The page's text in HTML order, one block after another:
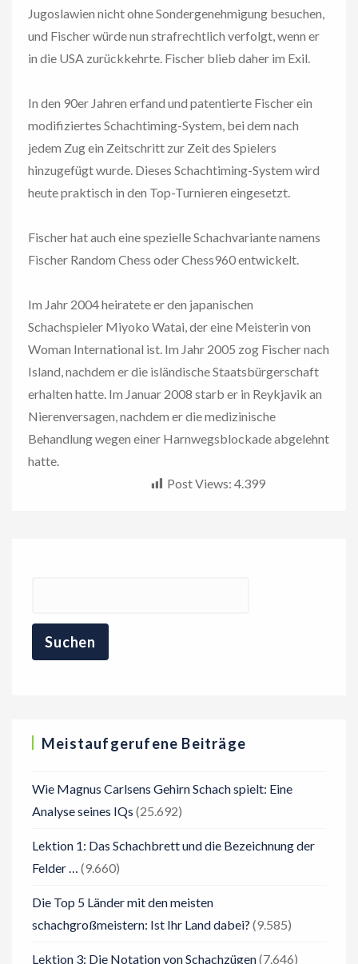
Jugoslawien nicht ohne Sondergenehmigung besuchen,
und Fischer würde nun strafrechtlich verfolgt, wenn er
in die USA zurückkehrte. Fischer blieb daher im Exil.
In den 90er Jahren erfand und patentierte Fischer ein
modifiziertes Schachtiming-System, bei dem nach
jedem Zug ein Zeitschritt zur Zeit des Spielers
hinzugefügt wurde. Dieses Schachtiming-System wird
heute praktisch in den Top-Turnieren eingesetzt.
Fischer hat auch eine spezielle Schachvariante namens
Fischer Random Chess oder Chess960 entwickelt.
Im Jahr 2004 heiratete er den japanischen
Schachspieler Miyoko Watai, der eine Meisterin von
Woman International ist. Im Jahr 2005 zog Fischer nach
Island, nachdem er die isländische Staatsbürgerschaft
erhalten hatte. Im Januar 2008 starb er in Reykjavik an
Nierenversagen, nachdem er die medizinische
Behandlung wegen einer Harnwegsblockade abgelehnt
hatte.
Post Views: 4.399
Meistaufgerufene Beiträge
Wie Magnus Carlsens Gehirn Schach spielt: Eine
Analyse seines IQs (25.692)
Lektion 1: Das Schachbrett und die Bezeichnung der
Felder … (9.660)
Die Top 5 Länder mit den meisten
schachgroßmeistern: Ist Ihr Land dabei? (9.585)
Lektion 3: Die Notation von Schachzügen(7.646)